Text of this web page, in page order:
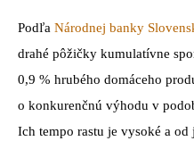
Podľa Národnej banky
drahé pôžičky kumulatívne
0,9 % hrubého domáceho
o konkurenčnú výhodu v
Ich tempo rastu je vysoké a od